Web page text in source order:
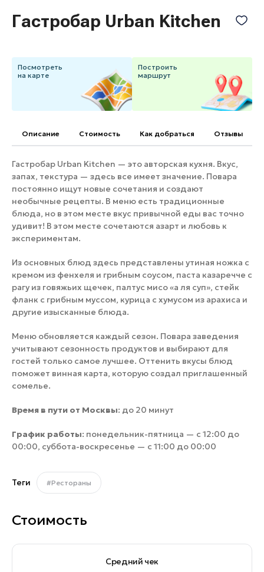
Банные комплексы
Горнолыжные клубы
Спецпроекты
Федоскинская фабрика
Пикник в Подмосковье
Особо охраняемые
природные территории
Гастробар Urban Kitchen
Посмотреть
на карте
Построить
маршрут
Описание Cтоимость Как добраться Отзывы
Гастробар Urban Kitchen — это авторская кухня. Вкус,
запах, текстура — здесь все имеет значение. Повара
постоянно ищут новые сочетания и создают
необычные рецепты. В меню есть традиционные
блюда, но в этом месте вкус привычной еды вас точно
удивит! В этом месте сочетаются азарт и любовь к
экспериментам.
Из основных блюд здесь представлены утиная ножка с
кремом из фенхеля и грибным соусом, паста казаречче с
рагу из говяжьих щечек, палтус мисо «а ля суп», стейк
фланк с грибным муссом, курица с хумусом из арахиса и
другие изысканные блюда.
Меню обновляется каждый сезон. Повара заведения
учитывают сезонность продуктов и выбирают для
гостей только самое лучшее. Оттенить вкусы блюд
поможет винная карта, которую создал приглашенный
сомелье.
Время в пути от Москвы: до 20 минут
График работы: понедельник-пятница — с 12:00 до
00:00, суббота-воскресенье — с 11:00 до 00:00
Теги #Рестораны
Стоимость
Средний чек